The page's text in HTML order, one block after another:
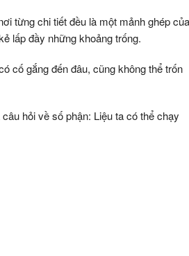
từng chi tiết đều là một mảnh ghép của
lấp đầy những khoảng trống.
cố gắng đến đâu, cũng không thể trốn
hỏi về số phận: Liệu ta có thể chạy